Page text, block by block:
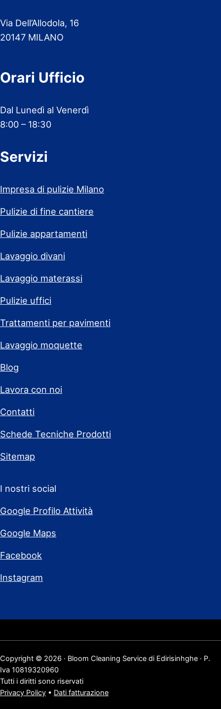
Via Dell’Allodola, 16
20147 MILANO
Orari Ufficio
Dal Lunedì al Venerdì
8:00 – 18:30
Servizi
Impresa di pulizie Milano
Pulizie di fine cantiere
Pulizie appartamenti
Lavaggio divani
Lavaggio materassi
Pulizie uffici
Trattamenti per pavimenti
Lavaggio moquette
Blog
Lavora con noi
Contatti
Schede Tecniche Prodotti
Sitemap
I nostri social
Google Profilo Attività
Google Maps
Facebook
Instagram
Copyright © 2026 · Bloom Cleaning Service di Edirisinhghe · P.
Iva 10819320960
Tutti i diritti sono riservati
Privacy Policy • Dati fatturazione